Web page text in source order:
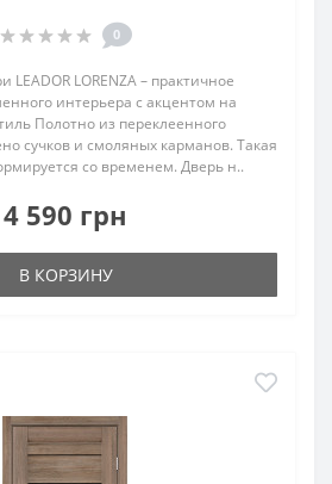
0
LORENZA – практичное
интерьера с акцентом на
Полотно из переклеенного
сучков и смоляных карманов. Такая
со временем. Дверь н..
4 590 грн
В КОРЗИНУ